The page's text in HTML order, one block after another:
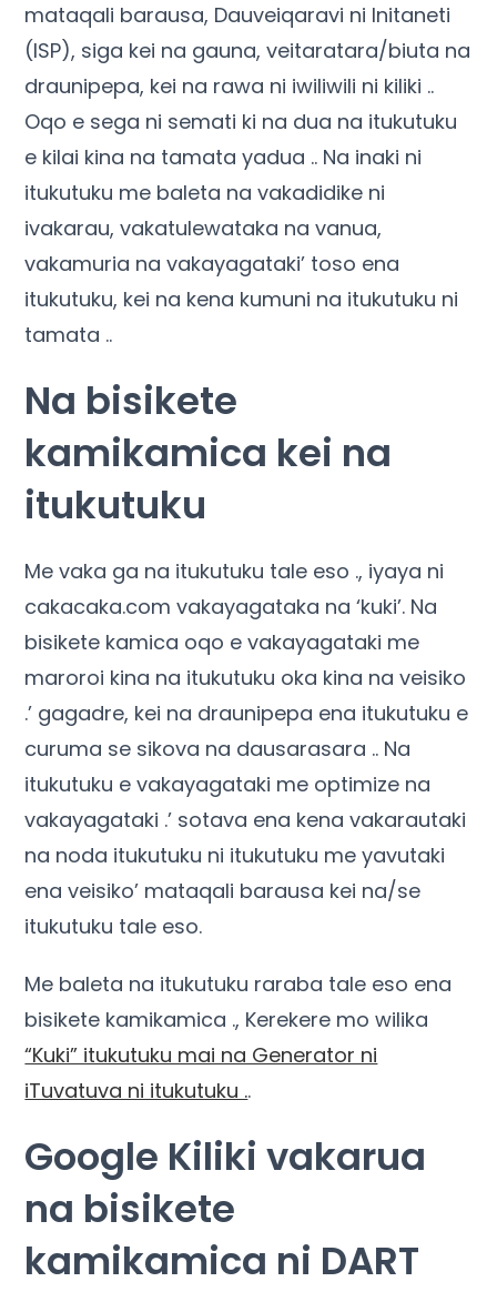
mataqali barausa, Dauveiqaravi ni Initaneti
(ISP), siga kei na gauna, veitaratara/biuta na
draunipepa, kei na rawa ni iwiliwili ni kiliki ..
Oqo e sega ni semati ki na dua na itukutuku
e kilai kina na tamata yadua .. Na inaki ni
itukutuku me baleta na vakadidike ni
ivakarau, vakatulewataka na vanua,
vakamuria na vakayagataki’ toso ena
itukutuku, kei na kena kumuni na itukutuku ni
tamata ..
Na bisikete
kamikamica kei na
itukutuku
Me vaka ga na itukutuku tale eso ., iyaya ni
cakacaka.com vakayagataka na ‘kuki’. Na
bisikete kamica oqo e vakayagataki me
maroroi kina na itukutuku oka kina na veisiko
.’ gagadre, kei na draunipepa ena itukutuku e
curuma se sikova na dausarasara .. Na
itukutuku e vakayagataki me optimize na
vakayagataki .’ sotava ena kena vakarautaki
na noda itukutuku ni itukutuku me yavutaki
ena veisiko’ mataqali barausa kei na/se
itukutuku tale eso.
Me baleta na itukutuku raraba tale eso ena
bisikete kamikamica ., Kerekere mo wilika
“Kuki” itukutuku mai na Generator ni
iTuvatuva ni itukutuku ..
Google Kiliki vakarua
na bisikete
kamikamica ni DART